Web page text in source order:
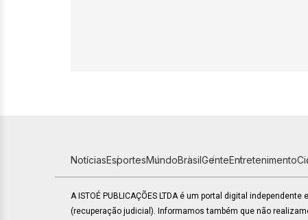
NotíciasEsportesMundoBrasilGenteEntretenimento
A ISTOÉ PUBLICAÇÕES LTDA é um portal digital
(recuperação judicial). Informamos também que não